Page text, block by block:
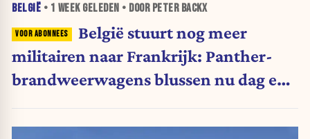
BELGIË • 1 WEEKGELEDEN • DOOR PETER BACKX
België stuurt nog meer
militairen naar Frankrijk: Panther-
brandweerwagens blussen nu dag en